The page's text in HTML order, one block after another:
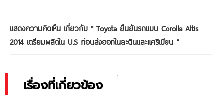
แสดงความคิดเห็น เกี่ยวกับ " Toyota ยืนยันรถแบบ Corolla Altis
2014 เตรียมผลิตใน U.S ก่อนส่งออกในละตินและแคริเบียน "
เรื่องที่เกี่ยวข้อง